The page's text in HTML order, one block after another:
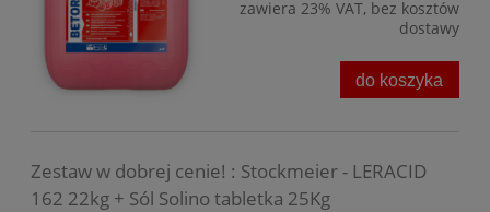
zawiera 23% VAT, bez kosztów
dostawy
do koszyka
Zestaw w dobrej cenie! : Stockmeier - LERACID
162 22kg + Sól Solino tabletka 25Kg